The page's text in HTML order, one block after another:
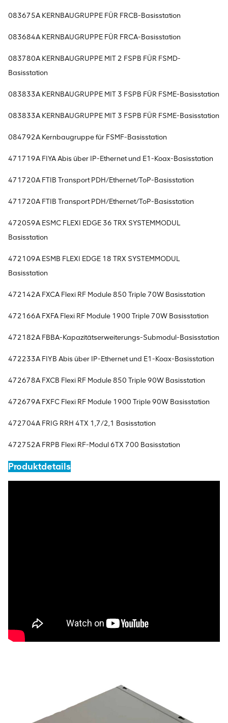
083675A KERNBAUGRUPPE FÜR FRCB-Basisstation
083684A KERNBAUGRUPPE FÜR FRCA-Basisstation
083780A KERNBAUGRUPPE MIT 2 FSPB FÜR FSMD-
Basisstation
083833A KERNBAUGRUPPE MIT 3 FSPB FÜR FSME-Basisstation
083833A KERNBAUGRUPPE MIT 3 FSPB FÜR FSME-Basisstation
084792A Kernbaugruppe für FSMF-Basisstation
471719A FIYA Abis über IP-Ethernet und E1-Koax-Basisstation
471720A FTIB Transport PDH/Ethernet/ToP-Basisstation
471720A FTIB Transport PDH/Ethernet/ToP-Basisstation
472059A ESMC FLEXI EDGE 36 TRX SYSTEMMODUL
Basisstation
472109A ESMB FLEXI EDGE 18 TRX SYSTEMMODUL
Basisstation
472142A FXCA Flexi RF Module 850 Triple 70W Basisstation
472166A FXFA Flexi RF Module 1900 Triple 70W Basisstation
472182A FBBA-Kapazitätserweiterungs-Submodul-Basisstation
472233A FIYB Abis über IP-Ethernet und E1-Koax-Basisstation
472678A FXCB Flexi RF Module 850 Triple 90W Basisstation
472679A FXFC Flexi RF Module 1900 Triple 90W Basisstation
472704A FRIG RRH 4TX 1,7/2,1 Basisstation
472752A FRPB Flexi RF-Modul 6TX 700 Basisstation
Produktdetails